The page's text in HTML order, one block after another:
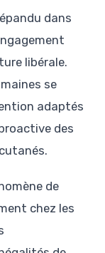
dans
libérale.
se
adaptés
des
de
chez les